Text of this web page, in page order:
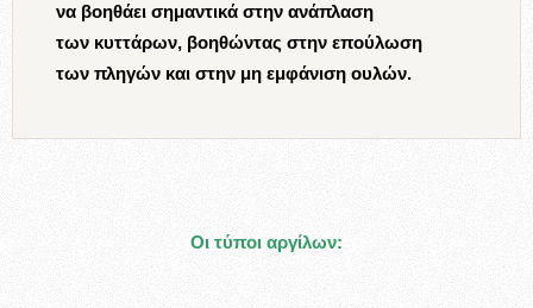
να βοηθάει σημαντικά στην ανάπλαση
των κυττάρων, βοηθώντας στην επούλωση
των πληγών και στην μη εμφάνιση ουλών.
Οι τύποι αργίλων: